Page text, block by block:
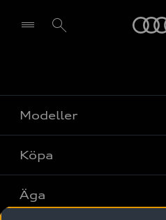
Modeller
Alla modeller
Elbilar
Köpa
Privaterbjudanden
Äga